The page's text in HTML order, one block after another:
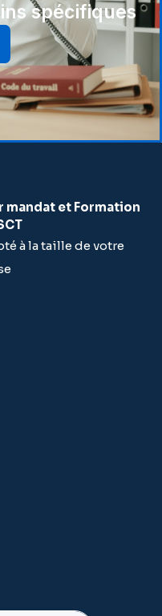
spécifiques
mandat et Formation
à la taille de votre